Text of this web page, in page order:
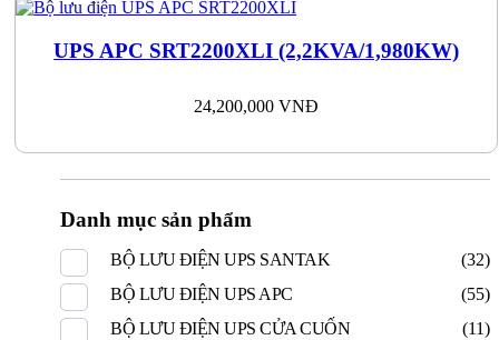
UPS APC SRT2200XLI (2,2KVA/1,980KW)
24,200,000VNĐ
Danh mục sản phẩm
BỘ LƯU ĐIỆN UPS SANTAK
(32)
BỘ LƯU ĐIỆN UPS APC
(55)
BỘ LƯU ĐIỆN UPS CỬA CUỐN
(11)